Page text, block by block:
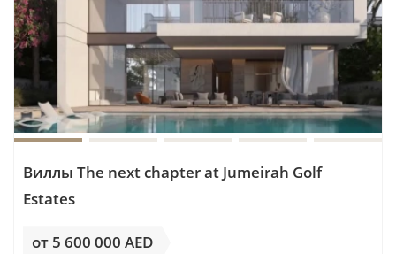
Застройщик
Сделок
DLD
Доля
стройки
AED
за
кв.
фут
чеков
Jumeirah
Golf Estates
12 — 690
1 060
Виллы The next chapter at Jumeirah Golf
Estates
от 5 600 000 AED